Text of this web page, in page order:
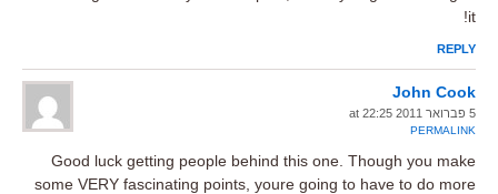
it!
REPLY
John Cook
5 פברואר 2011 at 22:25
PERMALINK
Good luck getting people behind this one. Though you make
some VERY fascinating points, youre going to have to do more